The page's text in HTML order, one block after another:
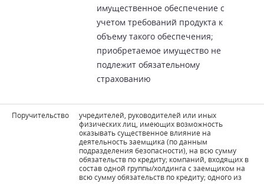
имущественное обеспечение с
учетом требований продукта к
объему такого обеспечения;
приобретаемое имущество не
подлежит обязательному
страхованию
Поручительство
учредителей, руководителей или иных
физических лиц, имеющих возможность
оказывать существенное влияние на
деятельность заемщика (по данным
подразделения безопасности), на всю сумму
обязательств по кредиту; компаний, входящих в
состав одной группы/холдинга с заемщиком на
всю сумму обязательств по кредиту; одного из